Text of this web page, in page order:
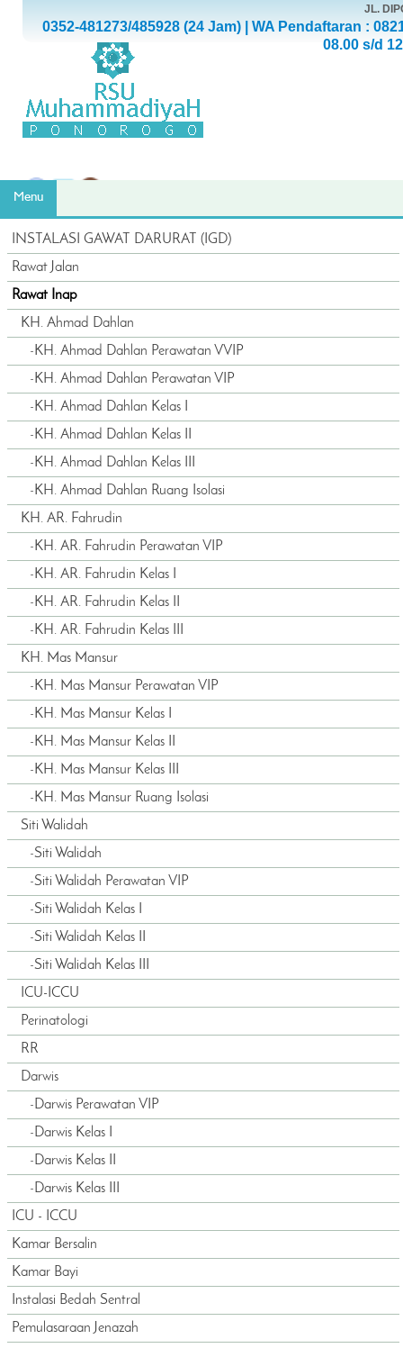
JL.
0352-481273/485928 (24 Jam) | WA Pendaftaran :
08.00 s/d
Menu
INSTALASI GAWAT DARURAT (IGD)
Rawat Jalan
Rawat Inap
KH. Ahmad Dahlan
-KH. Ahmad Dahlan Perawatan VVIP
-KH. Ahmad Dahlan Perawatan VIP
-KH. Ahmad Dahlan Kelas I
-KH. Ahmad Dahlan Kelas II
-KH. Ahmad Dahlan Kelas III
-KH. Ahmad Dahlan Ruang Isolasi
KH. AR. Fahrudin
-KH. AR. Fahrudin Perawatan VIP
-KH. AR. Fahrudin Kelas I
-KH. AR. Fahrudin Kelas II
-KH. AR. Fahrudin Kelas III
KH. Mas Mansur
-KH. Mas Mansur Perawatan VIP
-KH. Mas Mansur Kelas I
-KH. Mas Mansur Kelas II
-KH. Mas Mansur Kelas III
-KH. Mas Mansur Ruang Isolasi
Siti Walidah
-Siti Walidah
-Siti Walidah Perawatan VIP
-Siti Walidah Kelas I
-Siti Walidah Kelas II
-Siti Walidah Kelas III
ICU-ICCU
Perinatologi
RR
Darwis
-Darwis Perawatan VIP
-Darwis Kelas I
-Darwis Kelas II
-Darwis Kelas III
ICU - ICCU
Kamar Bersalin
Kamar Bayi
Instalasi Bedah Sentral
Pemulasaraan Jenazah